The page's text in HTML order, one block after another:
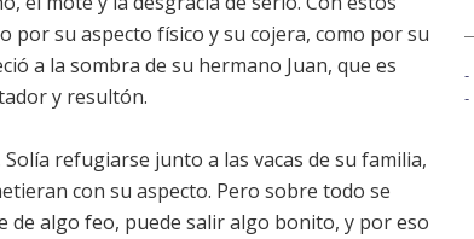
por su aspecto físico y su cojera, como por su
a la sombra de su hermano Juan, que es
y resultón.
refugiarse junto a las vacas de su familia,
con su aspecto. Pero sobre todo se
de algo feo, puede salir algo bonito, y por eso